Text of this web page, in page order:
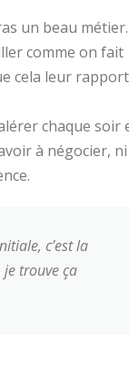
un beau
comme on fait
cela leur
chaque soir
à négocier, ni
c’est la
je trouve ça